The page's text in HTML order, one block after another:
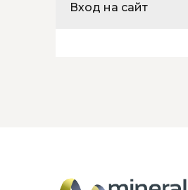
Вход на сайт